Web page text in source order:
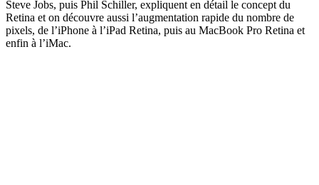
Steve Jobs, puis Phil Schiller, expliquent en détail le concept du
Retina et on découvre aussi l’augmentation rapide du nombre de
pixels, de l’iPhone à l’iPad Retina, puis au MacBook Pro Retina et
enfin à l’iMac.